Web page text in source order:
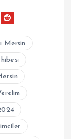
Mersin
hibesi